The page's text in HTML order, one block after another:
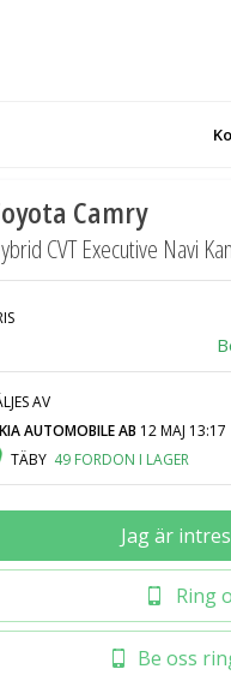
Camry
CVT Executive Navi
AV
AUTOMOBILE AB 12 MAJ 13:17
TÄBY 49 FORDON I LAGER
Jag är
Ring
Be oss